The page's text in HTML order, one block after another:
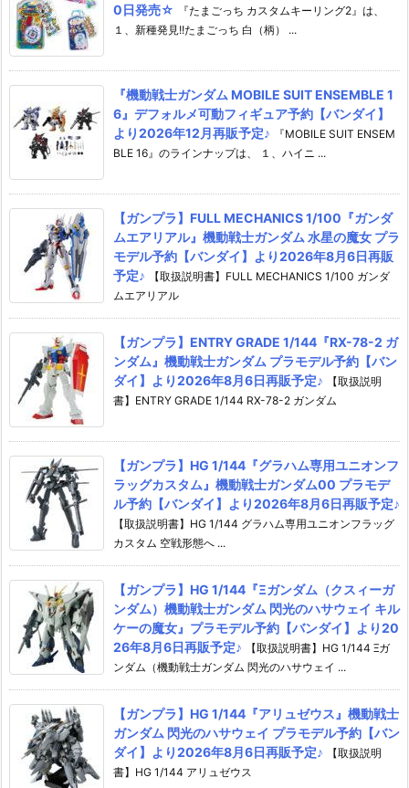
0日発売☆
『たまごっち カスタムキーリング2』は、
１、新種発見!!たまごっち 白（柄） ...
『機動戦士ガンダム MOBILE SUIT ENSEMBLE 1
6』デフォルメ可動フィギュア予約【バンダイ】
より2026年12月再販予定♪
『MOBILE SUIT ENSEM
BLE 16』のラインナップは、 １、ハイニ ...
【ガンプラ】FULL MECHANICS 1/100『ガンダ
ムエアリアル』機動戦士ガンダム 水星の魔女 プラ
モデル予約【バンダイ】より2026年8月6日再販
予定♪
【取扱説明書】FULL MECHANICS 1/100 ガンダ
ムエアリアル
【ガンプラ】ENTRY GRADE 1/144『RX-78-2 ガ
ンダム』機動戦士ガンダム プラモデル予約【バン
ダイ】より2026年8月6日再販予定♪
【取扱説明
書】ENTRY GRADE 1/144 RX-78-2 ガンダム
【ガンプラ】HG 1/144『グラハム専用ユニオンフ
ラッグカスタム』機動戦士ガンダム00 プラモデ
ル予約【バンダイ】より2026年8月6日再販予定♪
【取扱説明書】HG 1/144 グラハム専用ユニオンフラッグ
カスタム 空戦形態へ ...
【ガンプラ】HG 1/144『Ξガンダム（クスィーガ
ンダム）機動戦士ガンダム 閃光のハサウェイ キル
ケーの魔女』プラモデル予約【バンダイ】より20
26年8月6日再販予定♪
【取扱説明書】HG 1/144 Ξガ
ンダム（機動戦士ガンダム 閃光のハサウェイ ...
【ガンプラ】HG 1/144『アリュゼウス』機動戦士
ガンダム 閃光のハサウェイ プラモデル予約【バン
ダイ】より2026年8月6日再販予定♪
【取扱説明
書】HG 1/144 アリュゼウス